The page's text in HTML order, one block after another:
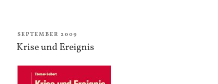
für
sich.“
VERÖFFENTLICHT
AM
SEPTEMBER 2009
Krise und Ereignis